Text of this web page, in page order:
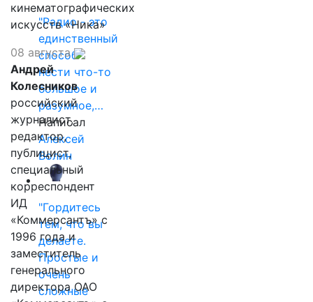
"Радио - это
единственный
способ
нести что-то
большое и
разумное,…
Написал
Алексей
Волин
"Гордитесь
тем, что вы
делаете.
Простые и
очень
сложные
кинематографических
искусств «Ника»
08 августа
Андрей
Колесников
российский
журналист,
редактор,
публицист,
специальный
корреспондент
ИД
«Коммерсантъ» с
1996 года и
заместитель
генерального
директора ОАО